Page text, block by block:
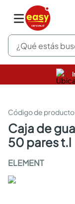
¿Qué estás
caja de guantes nitrilo industriales
50 pares t.l
ELEMENT
pinturas
sanitarios
comedor
escritorio
armarios closet
comedores